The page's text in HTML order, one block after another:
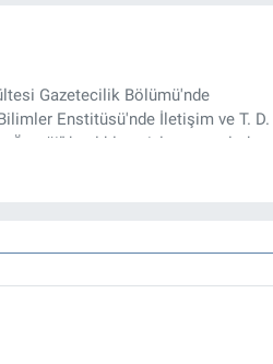
Gazetecilik Bölümü'nde
Enstitüsü'nde İletişim ve T. D.
başlıklı teziyle tamamladı.
Referansgazetesi.com.tr'de Güncel,